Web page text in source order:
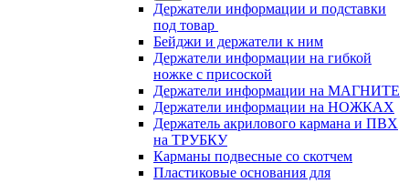
Держатели информации и подставки
под товар
Бейджи и держатели к ним
Держатели информации на гибкой
ножке с присоской
Держатели информации на МАГНИТЕ
Держатели информации на НОЖКАХ
Держатель акрилового кармана и ПВХ
на ТРУБКУ
Карманы подвесные со скотчем
Пластиковые основания для